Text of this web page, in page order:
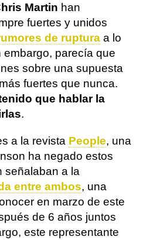
Martin han
fuertes y unidos
de ruptura a lo
embargo, parecía que
sobre una supuesta
fuertes que nunca.
que hablar la
.
a la revista People, una
ha negado estos
señalaban a la
entre ambos, una
en marzo de este
de 6 años juntos
este representante